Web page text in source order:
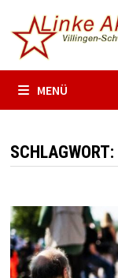
Inhalt
springen
MENÜ
SCHLAGWORT: